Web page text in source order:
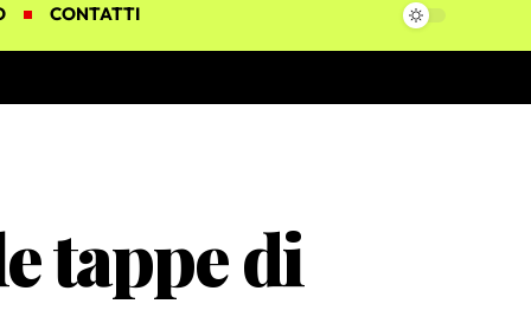
CONTATTI
tappe di